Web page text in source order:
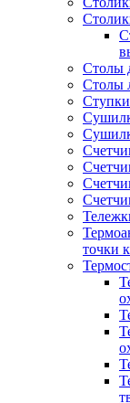
Столы
Столы
Ступки
точки